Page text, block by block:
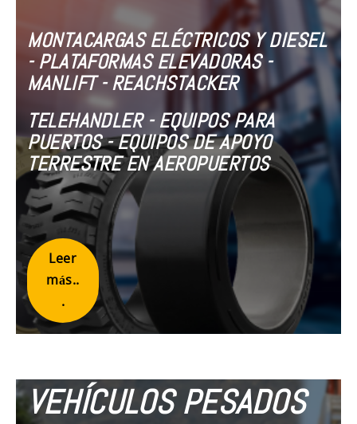
MONTACARGAS ELÉCTRICOS Y DIESEL
- PLATAFORMAS ELEVADORAS -
MANLIFT - REACHSTACKER
TELEHANDLER - EQUIPOS PARA
PUERTOS - EQUIPOS DE APOYO
TERRESTRE EN AEROPUERTOS
Leer
más..
.
VEHÍCULOS PESADOS